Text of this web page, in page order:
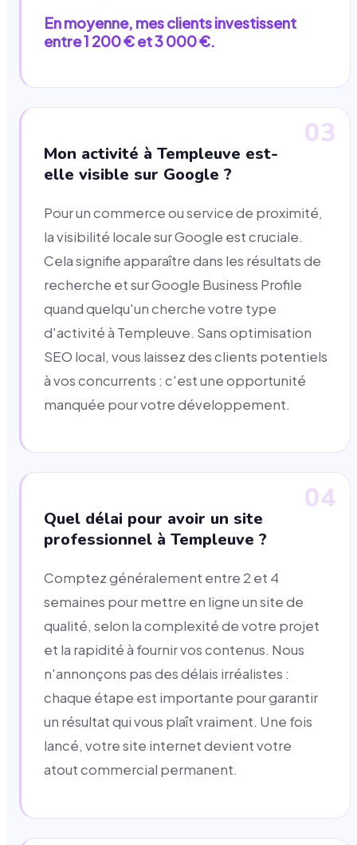
En moyenne, mes clients investissent
entre 1 200 € et 3 000 €.
03
Mon activité à Templeuve est-
elle visible sur Google ?
Pour un commerce ou service de proximité,
la visibilité locale sur Google est cruciale.
Cela signifie apparaître dans les résultats de
recherche et sur Google Business Profile
quand quelqu'un cherche votre type
d'activité à Templeuve. Sans optimisation
SEO local, vous laissez des clients potentiels
à vos concurrents : c'est une opportunité
manquée pour votre développement.
04
Quel délai pour avoir un site
professionnel à Templeuve ?
Comptez généralement entre 2 et 4
semaines pour mettre en ligne un site de
qualité, selon la complexité de votre projet
et la rapidité à fournir vos contenus. Nous
n'annonçons pas des délais irréalistes :
chaque étape est importante pour garantir
un résultat qui vous plaît vraiment. Une fois
lancé, votre site internet devient votre
atout commercial permanent.